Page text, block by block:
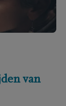
van